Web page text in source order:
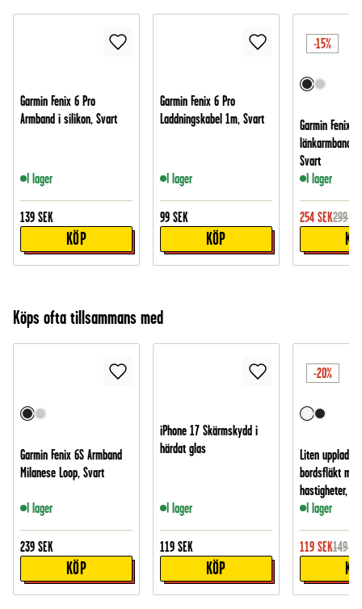
Garmin Fenix 6 Pro
Armband i silikon, Svart
I lager
139 SEK
KÖP
Garmin Fenix 6 Pro
Laddningskabel 1m, Svart
I lager
99 SEK
KÖP
-15%
Garmin Fenix
länkarmband i
Svart
I lager
254 SEK299
Köps ofta tillsammans med
Garmin Fenix 6S Armband
Milanese Loop, Svart
I lager
239 SEK
KÖP
iPhone 17 Skärmskydd i
härdat glas
I lager
119 SEK
KÖP
-20%
Liten
bordsfläkt
hastigheter, Vit
I lager
119 SEK149